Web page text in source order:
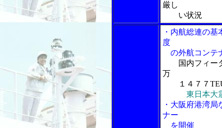
厳し
い状況
・内航総連の
度
の外航コンテ
国内フィー
万
１４７７
東日本大
・大阪府港湾
ナー
を開催